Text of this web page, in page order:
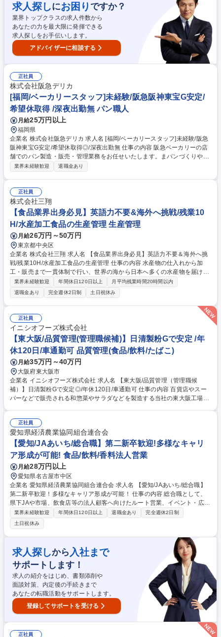
ート社員およびアルバイトへの指示出し・シフト調整・トレーニングの実
施 ■日々の製造が納品時間に間に合うような作業・人員の調整 ■その他、
製造現場の担当として生産性向上や事故の予防等の取り組み ※1ライン当
たり約10名のスタッフがいます。 ◎管理職候補としてご経験を活かして
いただくことを期待します。 募集職種 【東大阪/惣菜工場の製造管理】管
理職候補/日清製粉Gの安定性/年休120日
求人探しにお困り ですか？
業界トップクラスの求人件数から
あなたの力を最大限に発揮できる
求人探しをお手伝いします。
アドバイザーに相談する
正社員
株式会社阪急デリカ
[福岡/ベーカリースタッフ]未経験/阪急阪神東宝G安定/
希望休取得 /深夜出勤無 パン職人
月給25万円以上
福岡県
企業名 株式会社阪急デリカ 求人名 [福岡/ベーカリースタッフ]未経験/阪急
阪神東宝G安定/希望休取得◎/深夜出勤無 仕事の内容 阪急ベーカリーの店
舗でのパン製造・販売・管理業務をお任せいたします。まパンづくりや接
客等、基本業務の経験を経て、将来的にはマネジメント業務などの店舗運
発注業務/売上管理/アルバイト育成など ～店舗内で成型・焼成・仕上げを
行うため、おいしいパンが作れるかはスタッフの腕の見せどころです！～
【キャリアパス】一人で店舗をまわせるようになれば、最短で半年で店長
になった方もいらっしゃいます。 募集職種 [福岡/ベーカリースタッフ]未経
験/阪急阪神東宝G安定/希望休取得◎/深夜出勤無
業界未経験歓迎 退職金あり
正社員
株式会社三翔
【食品業界出身必見】英語力不要&海外へ挑戦/残業10
H/水産加工食品の生産管理 生産管理
月給26万円～50万円
東京都中央区
企業名 株式会社三翔 求人名 【食品業界出身必見】英語力不要＆海外へ挑
戦/残業10H/水産加工食品の生産管理 仕事の内容 水産物の仕入れから加
工・販売まで一貫体制で行い、世界の海から日本へ多くの水産物を届ける
当社にて、海外の工場での生産管理指導及び実施をお任せいたします。 ま
ずはOJTで業務を学び、慣れてきたら生産管理・商品製造立上げ立会・生
産計画・船積み計画作成・在庫管理の一連の生産管理をお任せいたしま
す。【出張】長期の海外出張がございますが英語力は不問です（通訳あ
り）。案件により異なりますが、通算で1年のうち5割～9割程度の海外勤
務となります。海外に挑戦してみたい方、水産物の生産管理に興味がある
方、是非ご応募下さい。 募集職種 【食品業界出身必見】英語力不要＆海
外へ挑戦/残業10H/水産加工食品の生産管理
業界未経験歓迎 年間休日120日以上
月平均残業時間20時間以内
退職金あり
完全週休2日制 土日祝休み
正社員
イニシオフーズ株式会社
【東大阪/品質管理(管理職候補)】日清製粉Gで安定 /年
休120日/車通勤可 品質管理(食品/飲料/たばこ)
月給35万円～40万円
大阪府東大阪市
企業名 イニシオフーズ株式会社 求人名 【東大阪/品質管理（管理職候
補）】日清製粉Gで安定◎/年休120日/車通勤可 仕事の内容 百貨店やスー
パーなどで販売される和惣菜やサラダなどを製造する当社の東大阪工場に
理、品質改善 ■製造工程の品質管理 ■クレーム対応 ■食品衛生法関連法規
の遵守 ■食品安全マネジメントシステムの適切な運用 ■微生物検査室の管
理 等 ※幅広い業務がありますが、社員やパート社員で業務分担をして対
応しております。 【魅力】直接スーパーなどで目にすることができる商品
に携わることができる、やりがいのある仕事です。 募集職種 【東大阪/品
質管理（管理職候補）】日清製粉Gで安定◎/年休120日/車通勤可
正社員
愛知県経済農業協同組合連合会
【愛知/JAあいち/総合職】第二新卒歓迎!多様なキャリ
ア形成が可能! 食品/飲料/香料法人営業
月給28万円以上
愛知県名古屋市中区
企業名 愛知県経済農業協同組合連合会 求人名 【愛知/JAあいち/総合職】
第二新卒歓迎！多様なキャリア形成が可能！ 仕事の内容 総合職として、
県下JAや市場、飲食店等の法人顧客へ向けたルート営業、イベント・広
報、生活資材の提案等をお任せ。将来の中核人材を目指せる環境です。※
営業または企画開発部門への配属となります。 ■法人営業：県内拠点の野
菜・米・肉などを扱う市場、飲食店、農協等へのルート営業活動、生産者
と実需者（法人）を繋ぐ仕組み作り ■イベント・広報：地域の農産物を活
かした法人向けプロモーション企画 ■生活部門：日用品の販売、暮らし支
援サービス ■育成：3～5年のローテーションで各部署を経験 募集職種
【愛知/JAあいち/総合職】第二新卒歓迎！多様なキャリア形成が可能！
業界未経験歓迎 年間休日120日以上 退職金あり
完全週休2日制
土日祝休み
求人探しから 入社まで
サポートします！
求人の紹介をはじめ、書類添削や
面談対策、内定後の手続きまで
あなたの転職活動をサポートします。
登録してサポートを受ける
正社員